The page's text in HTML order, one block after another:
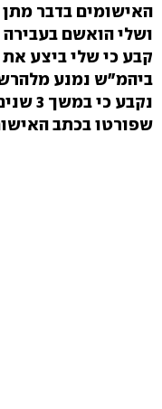
האישומים בדבר
ושלי הואשם
קבע כי שלי ביצע
ביהמ"ש נמנע
נקבע
שפורטו בכתב